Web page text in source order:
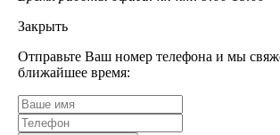
Закрыть
Отправьте Ваш номер телефона и мы
ближайшее время: